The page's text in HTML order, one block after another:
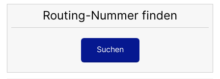
Routing-Nummer finden
Suchen